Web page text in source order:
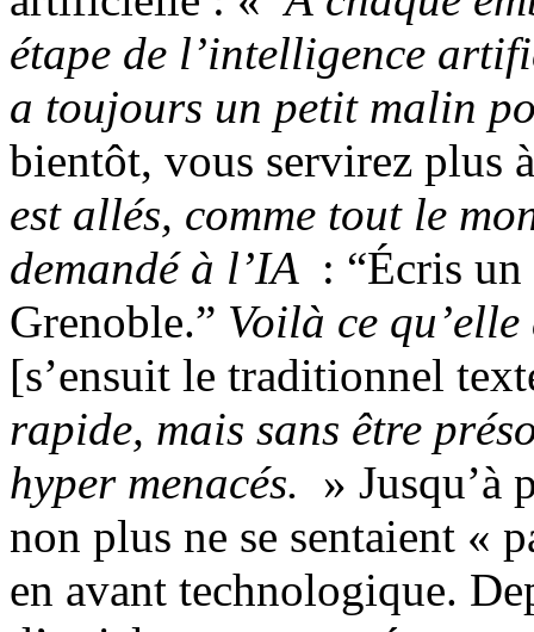
étape de l’intelligence
a toujours un petit malin
bientôt, vous servirez plus
est allés, comme tout le
demandé à l’IA : “Écris
Grenoble.” Voilà ce
[s’ensuit le traditionnel
rapide, mais sans être
hyper menacés. » Jusqu’à
non plus ne se sentaient «
en avant technologique.